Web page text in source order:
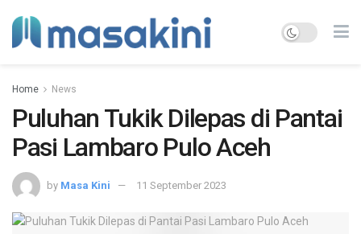
Home News
Puluhan Tukik Dilepas di Pantai
Pasi Lambaro Pulo Aceh
by Masa Kini 11 September 2023